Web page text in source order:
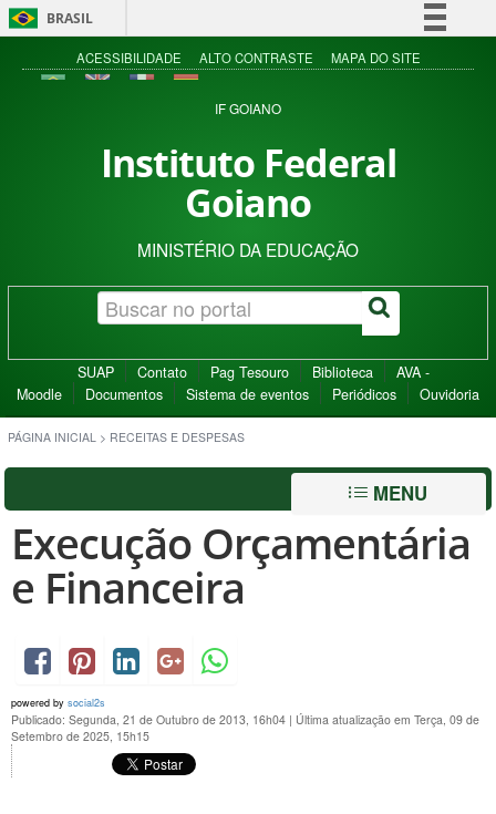
BRASIL
Simplifique!
Acesso à informação
ACESSIBILIDADE ALTO CONTRASTE MAPA DO SITE
IF GOIANO
Instituto Federal
Goiano
MINISTÉRIO DA EDUCAÇÃO
SUAP Contato Pag Tesouro Biblioteca
AVA -
Moodle
Documentos Sistema de eventos Periódicos Ouvidoria
PÁGINA INICIAL > RECEITAS E DESPESAS
MENU
Execução Orçamentária
e Financeira
powered by social2s
Publicado: Segunda, 21 de Outubro de 2013, 16h04 | Última atualização em Terça, 09 de
Setembro de 2025, 15h15